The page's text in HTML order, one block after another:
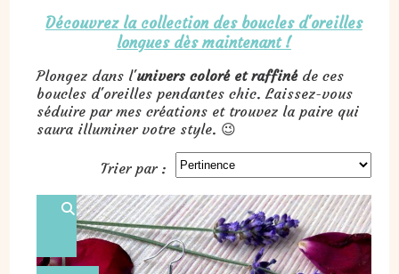
Découvrez la collection des boucles d'oreilles
longues dès maintenant !
Plongez dans l'univers coloré et raffiné de ces
boucles d'oreilles pendantes chic. Laissez-vous
séduire par mes créations et trouvez la paire qui
saura illuminer votre style. 😉
Trier par :